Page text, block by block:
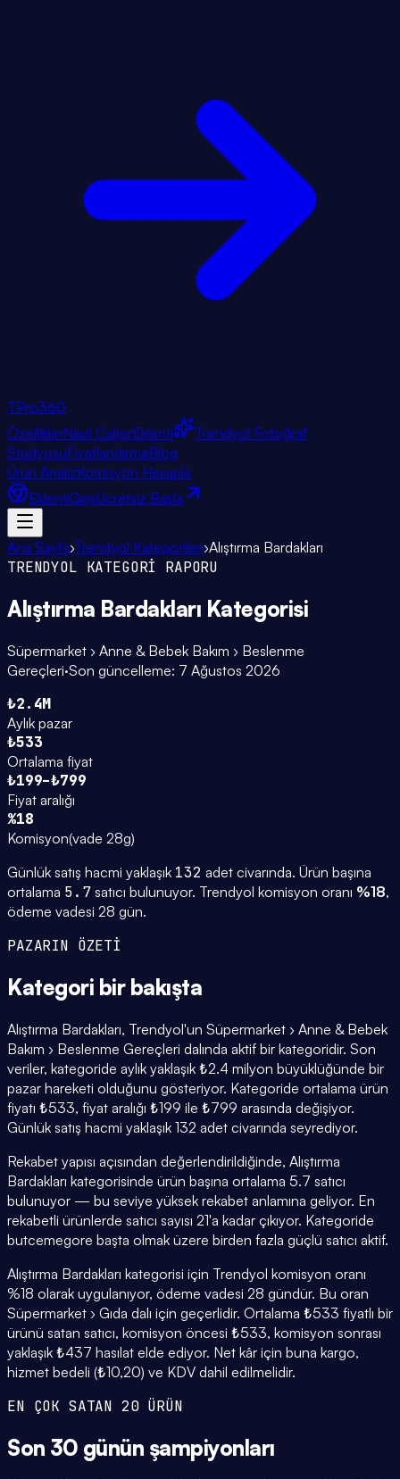
TPro360
ÖzelliklerNasıl ÇalışırEklenti
Trendyol Fotoğraf
StüdyosuFiyatlandırmaBlog
Ürün AnalizKomisyon Hesapla
EklentiGirişÜcretsiz Başla
Ana Sayfa›Trendyol Kategorileri›Alıştırma Bardakları
TRENDYOL KATEGORİ RAPORU
Alıştırma Bardakları Kategorisi
Süpermarket › Anne & Bebek Bakım › Beslenme
Gereçleri·Son güncelleme: 7 Ağustos 2026
₺2.4M
Aylık pazar
₺533
Ortalama fiyat
₺199–₺799
Fiyat aralığı
%18
Komisyon(vade 28g)
Günlük satış hacmi yaklaşık 132 adet civarında. Ürün başına
ortalama 5.7satıcı bulunuyor. Trendyol komisyon oranı %18,
ödeme vadesi 28 gün.
PAZARIN ÖZETİ
Kategori bir bakışta
Alıştırma Bardakları, Trendyol'un Süpermarket › Anne & Bebek
Bakım › Beslenme Gereçleri dalında aktif bir kategoridir. Son
veriler, kategoride aylık yaklaşık ₺2.4 milyon büyüklüğünde bir
pazar hareketi olduğunu gösteriyor. Kategoride ortalama ürün
fiyatı ₺533, fiyat aralığı ₺199 ile ₺799 arasında değişiyor.
Günlük satış hacmi yaklaşık 132 adet civarında seyrediyor.
Rekabet yapısı açısından değerlendirildiğinde, Alıştırma
Bardakları kategorisinde ürün başına ortalama 5.7 satıcı
bulunuyor — bu seviye yüksek rekabet anlamına geliyor. En
rekabetli ürünlerde satıcı sayısı 21'a kadar çıkıyor. Kategoride
butcemegore başta olmak üzere birden fazla güçlü satıcı aktif.
Alıştırma Bardakları kategorisi için Trendyol komisyon oranı
%18 olarak uygulanıyor, ödeme vadesi 28 gündür. Bu oran
Süpermarket › Gıda dalı için geçerlidir. Ortalama ₺533 fiyatlı bir
ürünü satan satıcı, komisyon öncesi ₺533, komisyon sonrası
yaklaşık ₺437 hasılat elde ediyor. Net kâr için buna kargo,
hizmet bedeli (₺10,20) ve KDV dahil edilmelidir.
EN ÇOK SATAN 20 ÜRÜN
Son 30 günün şampiyonları